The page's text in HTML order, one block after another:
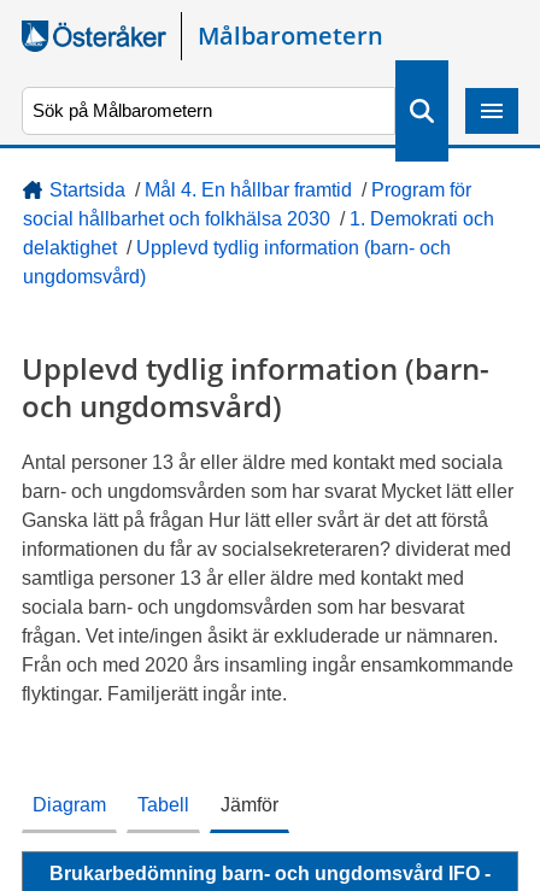
Gå direkt till sidans innehåll
Målbarometern
Startsida / Mål 4. En hållbar framtid / Program för
social hållbarhet och folkhälsa 2030 / 1. Demokrati och
delaktighet / Upplevd tydlig information (barn- och
ungdomsvård)
Upplevd tydlig information (barn-
och ungdomsvård)
Antal personer 13 år eller äldre med kontakt med sociala
barn- och ungdomsvården som har svarat Mycket lätt eller
Ganska lätt på frågan Hur lätt eller svårt är det att förstå
informationen du får av socialsekreteraren? dividerat med
samtliga personer 13 år eller äldre med kontakt med
sociala barn- och ungdomsvården som har besvarat
frågan. Vet inte/ingen åsikt är exkluderade ur nämnaren.
Från och med 2020 års insamling ingår ensamkommande
flyktingar. Familjerätt ingår inte.
Diagram Tabell Jämför
Brukarbedömning barn- och ungdomsvård IFO -